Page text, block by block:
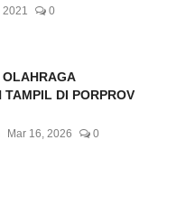
2021 0
TAMPIL DI PORPROV
Mar 16, 2026 0